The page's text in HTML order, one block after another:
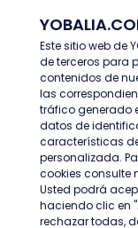
Este sitio web de
de terceros para
contenidos de
las
tráfico generado
datos de
características
personalizada.
cookies consulte
Usted podrá
haciendo clic en
rechazar todas,
Últimas ofertas
Oferta no